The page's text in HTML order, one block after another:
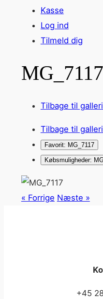
Kasse
Log ind
Tilmeld dig
MG_7117
Tilbage til
Tilbage til
Favorit: MG_7117
Købsmuligheder:
« Forrige Næste »
+45